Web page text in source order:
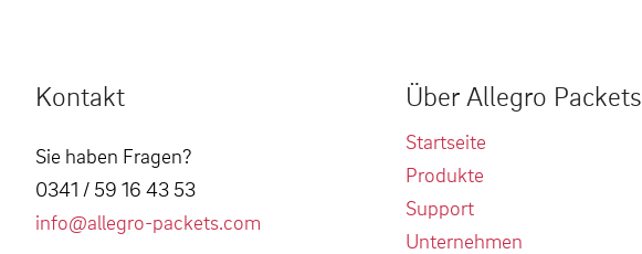
Kontakt
Sie haben Fragen?
0341 / 59 16 43 53
info@allegro-packets.com
Über Allegro Packets
Startseite
Produkte
Support
Unternehmen